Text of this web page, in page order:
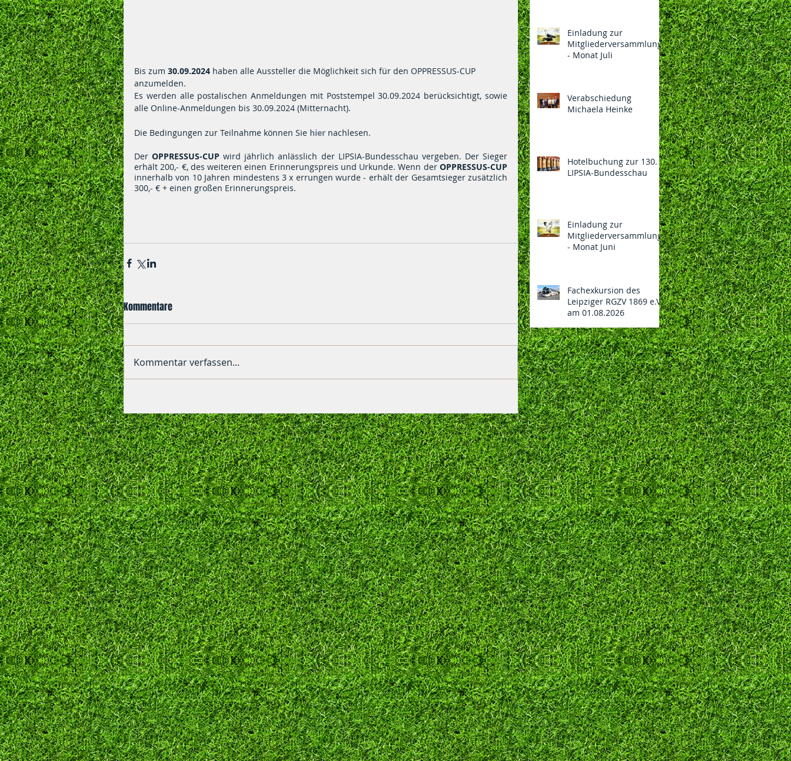
Bis zum 30.09.2024 haben alle Aussteller die Möglichkeit sich für den OPPRESSUS-CUP
anzumelden.
Es werden alle postalischen Anmeldungen mit Poststempel 30.09.2024 berücksichtigt, sowie
alle Online-Anmeldungen bis 30.09.2024 (Mitternacht).
Die Bedingungen zur Teilnahme können Sie hier nachlesen.
Der OPPRESSUS-CUP wird jährlich anlässlich der LIPSIA-Bundesschau vergeben. Der Sieger
erhält 200,- €, des weiteren einen Erinnerungspreis und Urkunde. Wenn der
innerhalb von 10 Jahren mindestens 3 x errungen wurde - erhält der Gesamtsieger zusätzlich
300,- € + einen großen Erinnerungspreis.
Kommentare
Kommentar verfassen...
Einladung zur
Mitgliederversammlung
- Monat Juli
Verabschiedung
Michaela Heinke
Hotelbuchung zur 130.
LIPSIA-Bundesschau
Einladung zur
Mitgliederversammlung
- Monat Juni
Fachexkursion des
Leipziger RGZV 1869 e.V.
am 01.08.2026